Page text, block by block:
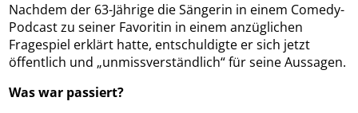
Nachdem der 63-Jährige die Sängerin in einem Comedy-
Podcast zu seiner Favoritin in einem anzüglichen
Fragespiel erklärt hatte, entschuldigte er sich jetzt
öffentlich und „unmissverständlich“ für seine Aussagen.
Was war passiert?